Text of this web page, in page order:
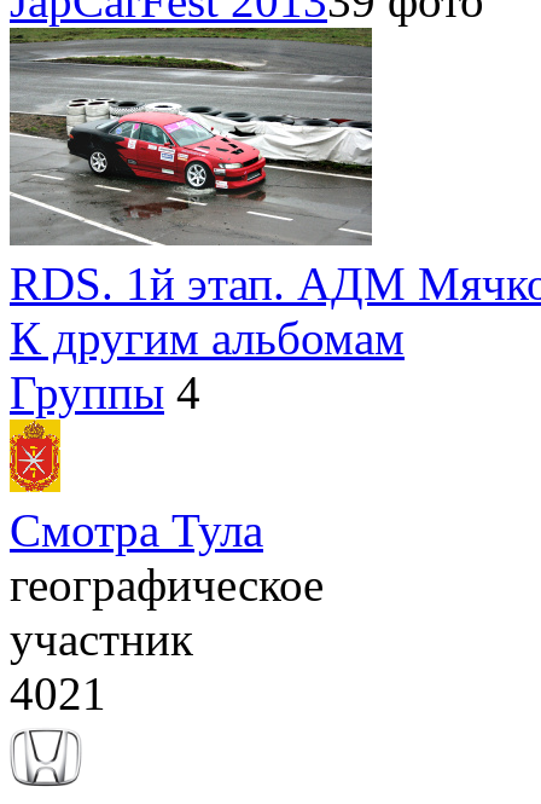
RDS. 1й этап. АДМ
К другим альбомам
Группы 4
Смотра Тула
географическое
участник
4021